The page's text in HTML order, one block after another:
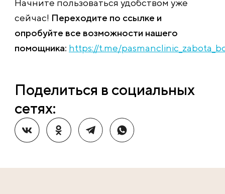
Начните пользоваться удобством уже
сейчас! Переходите по ссылке и
опробуйте все возможности нашего
помощника: https://t.me/
Поделиться в социальных
сетях: